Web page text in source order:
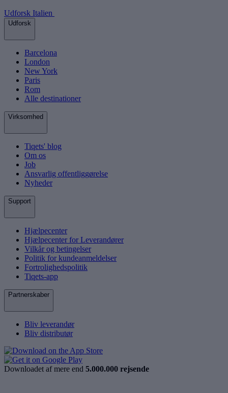
Udforsk Italien
Udforsk
Barcelona
London
New York
Paris
Rom
Alle destinationer
Virksomhed
Tiqets' blog
Om os
Job
Ansvarlig offentliggørelse
Nyheder
Support
Hjælpecenter
Hjælpecenter for Leverandører
Vilkår og betingelser
Politik for kundeanmeldelser
Fortrolighedspolitik
Tiqets-app
Partnerskaber
Bliv leverandør
Bliv distributør
Downloadet af mere end 5.000.000 rejsende